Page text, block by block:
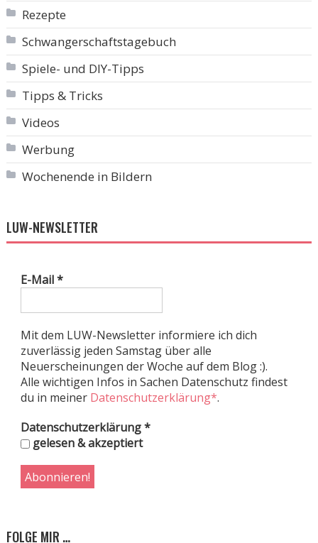
Rezepte
Schwangerschaftstagebuch
Spiele- und DIY-Tipps
Tipps & Tricks
Videos
Werbung
Wochenende in Bildern
LUW-NEWSLETTER
E-Mail*
Mit dem LUW-Newsletter informiere ich dich
zuverlässig jeden Samstag über alle
Neuerscheinungen der Woche auf dem Blog :).
Alle wichtigen Infos in Sachen Datenschutz findest
du in meiner Datenschutzerklärung*.
Datenschutzerklärung*
gelesen & akzeptiert
FOLGE MIR …